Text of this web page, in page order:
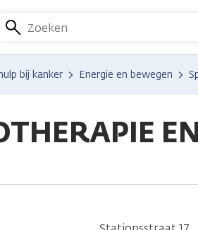
Zoeken
bij kanker Energie en bewegen